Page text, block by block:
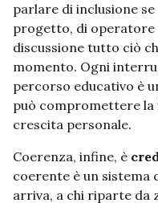
parlare di inclusione
progetto, di
discussione tutto ciò
momento. Ogni
percorso educativo è
può compromettere la
crescita personale.
Coerenza, infine, è
coerente è un sistema
arriva, a chi riparte da